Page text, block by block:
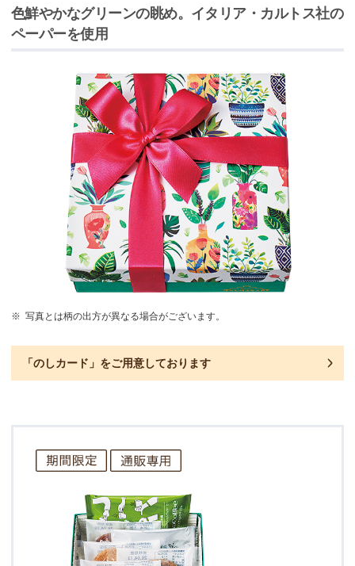
色鮮やかなグリーンの眺め。イタリア・カルトス社の
ペーパーを使用
※ 写真とは柄の出方が異なる場合がございます。
「のしカード」をご用意しております